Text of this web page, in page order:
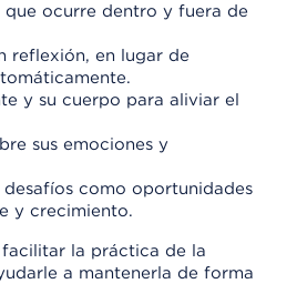
que ocurre dentro y fuera de
reflexión, en lugar de
y su cuerpo para aliviar el
sus emociones y
desafíos como oportunidades
y crecimiento.
facilitar la práctica de la
a mantenerla de forma